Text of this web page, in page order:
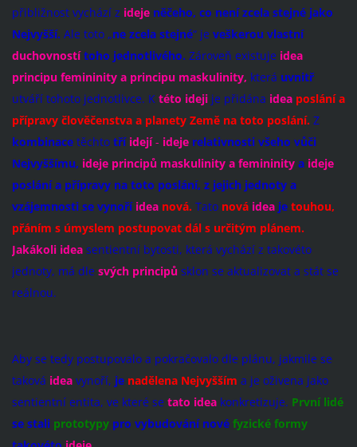
přibližnost vychází z ideje něčeho, co není zcela stejné jako
Nejvyšší. Ale toto „ne zcela stejné“ je veškerou vlastní
duchovnostítoho jednotlivého. Zároveň existuje idea
principu femininity a principu maskulinity, která uvnitř
utváří tohoto jednotlivce. K této idejije přidána idea poslání a
přípravy člověčenstva a planety Země na toto poslání. Z
kombinacetěchto tří idejí- ideje relativnosti všeho vůči
Nejvyššímu, ideje principů maskulinitya femininitya ideje
poslání a přípravy na toto poslání, z jejich jednoty a
vzájemnosti se vynoří idea nová. Tato nová idea je touhou,
přáním s úmyslem postupovat dál s určitým plánem.
Jakákoli idea sentientní bytosti, která vychází z takovéto
jednoty, má dle svých principů sklon se aktualizovat a stát se
reálnou.
Aby se tedy postupovalo a pokračovalo dle plánu, jakmile se
taková idea vynoří, je nadělena Nejvyšším a je oživena jako
sentientní entita, ve které se tato ideakonkretizuje. První lidé
se stali prototypy pro vybudování nové fyzické formy